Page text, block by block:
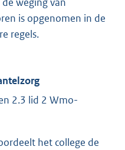
is opgenomen in de
regels.
2.3 lid 2 Wmo-
het college de